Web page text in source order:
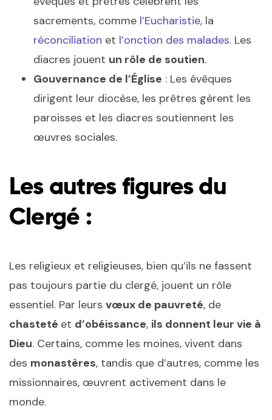
sacrements, comme l’Eucharistie, la
réconciliation et l’onction des malades. Les
diacres jouent un rôle de soutien.
Gouvernance de l’Église : Les évêques
dirigent leur diocèse, les prêtres gèrent les
paroisses et les diacres soutiennent les
œuvres sociales.
Les autres figures du
Clergé :
Les religieux et religieuses, bien qu’ils ne fassent
pas toujours partie du clergé, jouent un rôle
essentiel. Par leurs vœux de pauvreté, de
chasteté et d’obéissance, ils donnent leur vie à
Dieu. Certains, comme les moines, vivent dans
des monastères, tandis que d’autres, comme les
missionnaires, œuvrent activement dans le
monde.